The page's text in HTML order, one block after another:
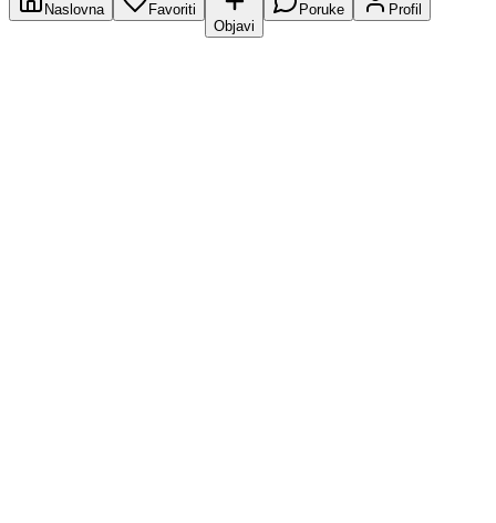
Naslovna
Favoriti
Objavi
Poruke Profil